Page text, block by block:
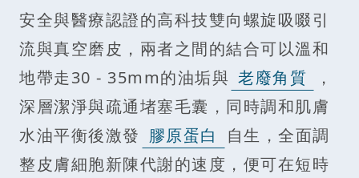
安全與醫療認證的高科技雙向螺旋吸啜引
流與真空磨皮，兩者之間的結合可以溫和
地帶走30 - 35mm的油垢與 老廢角質
，
深層潔淨與疏通堵塞毛囊，同時調和肌膚
水油平衡後激發 膠原蛋白
自生，全面調
整皮膚細胞新陳代謝的速度，便可在短時